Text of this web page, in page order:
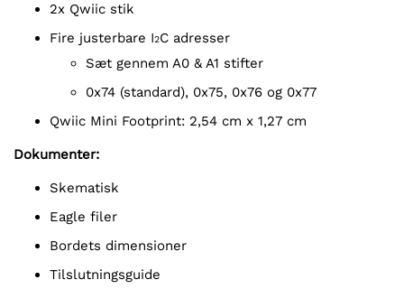
2x Qwiic stik
Fire justerbare I2C adresser
Sæt gennem A0 & A1 stifter
0x74 (standard), 0x75, 0x76 og 0x77
Qwiic Mini Footprint: 2,54 cm x 1,27 cm
Dokumenter:
Skematisk
Eagle filer
Bordets dimensioner
Tilslutningsguide